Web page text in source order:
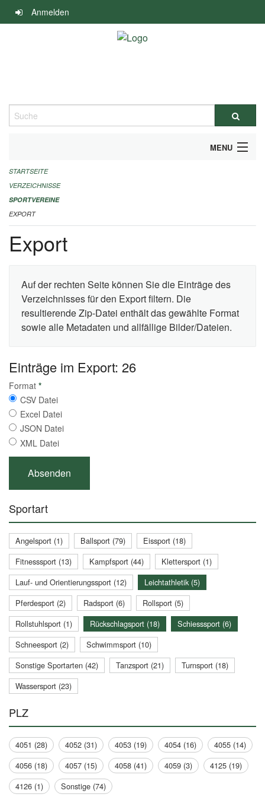
Navigation
überspringen
Anmelden
Suche
MENU
ALLGEMEINE INFORMATIONEN
FINANZIELLE UNTERSTÜTZUNG BENÖTIGT?
KONTAKT
STARTSEITE
VERZEICHNISSE
SPORTVEREINE
EXPORT
Export
Auf der rechten Seite können Sie die Einträge des
Verzeichnisses für den Export filtern. Die
resultierende Zip-Datei enthält das gewählte Format
sowie alle Metadaten und allfällige Bilder/Dateien.
Einträge im Export: 26
Format *
CSV Datei
Excel Datei
JSON Datei
XML Datei
Sportart
Angelsport (1) Ballsport (79)
Eissport (18)
Fitnesssport (13)
Kampfsport (44)
Klettersport (1)
Lauf- und Orientierungssport (12)
Leichtathletik (5)
Pferdesport (2)
Radsport (6)
Rollsport (5)
Rollstuhlsport (1)
Rückschlagsport (18)
Schiesssport (6)
Schneesport (2)
Schwimmsport (10)
Sonstige Sportarten (42)
Tanzsport (21)
Turnsport (18)
Wassersport (23)
PLZ
4051 (28) 4052 (31) 4053 (19) 4054 (16)
4055 (14)
4056 (18)
4057 (15) 4058 (41) 4059 (3)
4125 (19)
4126 (1)
Sonstige (74)